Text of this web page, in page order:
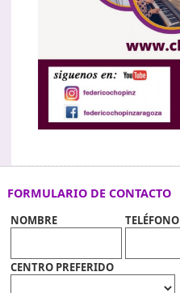
FORMULARIO DE CONTACTO
NOMBRE TELÉFONO
CENTRO PREFERIDO